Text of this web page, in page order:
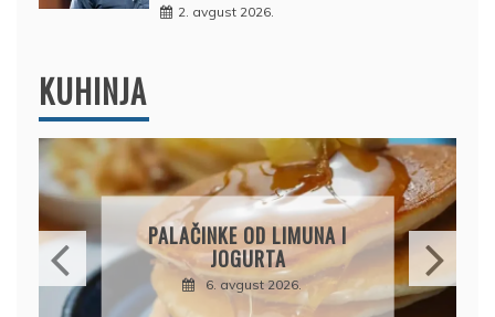
2. avgust 2026.
KUHINJA
BRZI KOLAČ BEZ PEČENJA:
PIŠKOTE, MALINE I
ČOKOLADA U SAVRŠENOJ
KOMBINACIJI